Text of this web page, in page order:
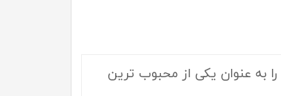
را به عنوان یکی از محبوب ترین